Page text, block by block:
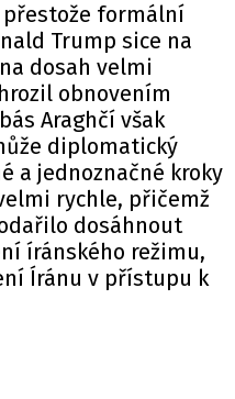
přestože formální
Trump sice na
dosah velmi
obnovením
Araghčí však
diplomatický
a jednoznačné kroky
rychle, přičemž
dosáhnout
íránského režimu,
Íránu v přístupu k